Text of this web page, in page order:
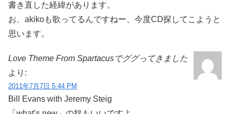
書き直した経緯があります。
お、akikoも歌ってるんですねー、今度CD探してこようと
思います。
Love Theme From Spartacusでググってきました
より:
2011年7月7日 5:44 PM
Bill Evans with Jeremy Steig